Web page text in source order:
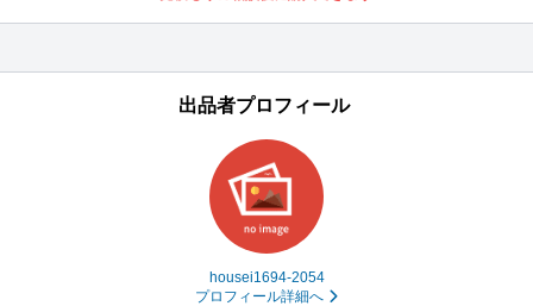
出品者プロフィール
housei1694-2054
プロフィール詳細へ